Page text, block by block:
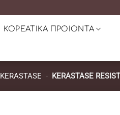
ΚΟΡΕΑΤΙΚΑ ΠΡΟΙΟΝΤΑ
KERASTASE - KERASTASE